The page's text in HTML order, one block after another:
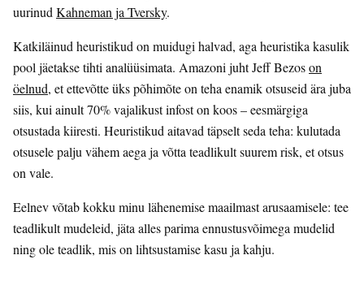
uurinud Kahneman ja Tversky.
Katkiläinud heuristikud on muidugi halvad, aga heuristika kasulik
pool jäetakse tihti analüüsimata. Amazoni juht Jeff Bezoson
öelnud, et ettevõtte üks põhimõte on teha enamik otsuseid ära juba
siis, kui ainult 70% vajalikust infost on koos – eesmärgiga
otsustada kiiresti. Heuristikud aitavad täpselt seda teha: kulutada
otsusele palju vähem aega ja võtta teadlikult suurem risk, et otsus
on vale.
Eelnev võtab kokku minu lähenemise maailmast arusaamisele: tee
teadlikult mudeleid, jäta alles parima ennustusvõimega mudelid
ning ole teadlik, mis on lihtsustamise kasu ja kahju.